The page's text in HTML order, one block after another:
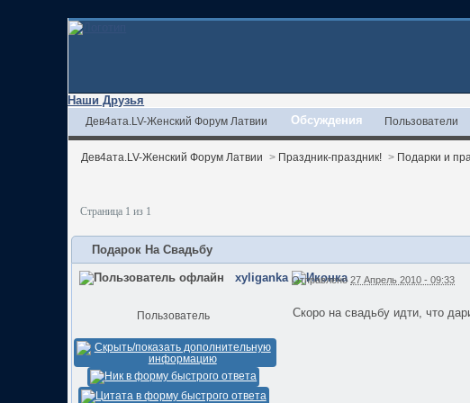
Наши Друзья
Дев4ата.LV-Женский Форум Латвии Обсуждения Пользователи
Дев4ата.LV-Женский Форум Латвии > Праздник-праздник! > Подарки и
Страница 1 из 1
Подарок На Свадьбу
xyliganka
Пользователь
Отправлено27 Апрель 2010 - 09:33
Скоро на свадьбу идти, что